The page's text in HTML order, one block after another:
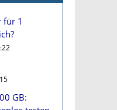
für 1
GB: